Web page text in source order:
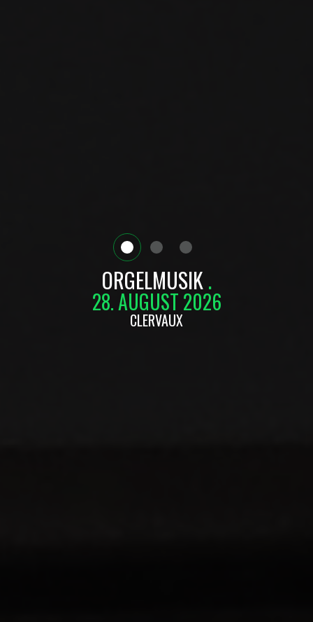
ORGELMUSIK
28. AUGUST 2026
CLERVAUX